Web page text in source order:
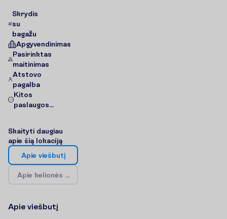
Skrydis
su
bagažu
Apgyvendinimas
Pasirinktas
maitinimas
Atstovo
pagalba
Kitos
paslaugos...
Skaityti daugiau
apie šią lokaciją
Apie viešbutį
Apie kelionės kr
Apie viešbutį